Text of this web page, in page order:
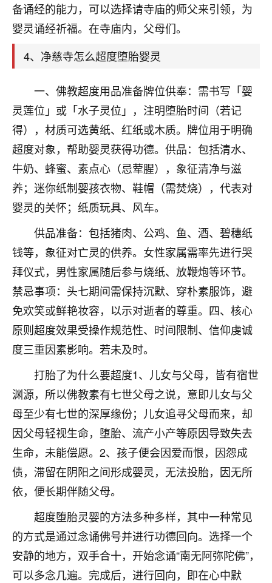
备诵经的能力，可以选择请寺庙的师父来引领，为
婴灵诵经祈福。在寺庙内，父母们。
4、净慈寺怎么超度堕胎婴灵
一、佛教超度用品准备牌位供奉：需书写「婴
灵莲位」或「水子灵位」，注明堕胎时间（若记
得），材质可选黄纸、红纸或木质。牌位用于明确
超度对象，帮助婴灵获得功德。供品：包括清水、
牛奶、蜂蜜、素点心（忌荤腥），象征清净与滋
养；迷你纸制婴孩衣物、鞋帽（需焚烧），代表对
婴灵的关怀；纸质玩具、风车。
供品准备：包括猪肉、公鸡、鱼、酒、碧穗纸
钱等，象征对亡灵的供养。女性家属需率先进行哭
拜仪式，男性家属随后参与烧纸、放鞭炮等环节。
禁忌事项：头七期间需保持沉默、穿朴素服饰，避
免欢笑或鲜艳妆容，以示对逝者的尊重。四、核心
原则超度效果受操作规范性、时间限制、信仰虔诚
度三重因素影响。若未及时。
打胎了为什么要超度1、儿女与父母，皆有宿世
渊源，所以佛教素有七世父母之说，意即儿女与父
母至少有七世的深厚缘份；儿女追寻父母而来，却
因父母轻视生命，堕胎、流产小产等原因导致失去
生命，未能偿愿。2、孩子便会因爱而恨，因怨成
债，滞留在阴阳之间形成婴灵，无法投胎，因无所
依，便长期伴随父母。
超度堕胎灵婴的方法多种多样，其中一种常见
的方式是通过念诵佛号并进行功德回向。选择一个
安静的地方，双手合十，开始念诵“南无阿弥陀佛”，
可以多念几遍。完成后，进行回向，即在心中默
我女儿高二叛逆，大半年不上学，一说她就要死要活
的，把我们两口子愁的不行，朋友给我推荐的慧来老
师，一开始我是病急乱投医，这半年来，法事一个个
做完，我女儿跟变了个人一样，不期望她能考多好的
大学，只要能安安稳稳的把书读了，身体心理都健健
鹿森：可怜天下父母心啊！
3小时前 来自河北 16
付深
我是公司人事调整，有升迁机会，但同时竞争的我们
三个，找老师的时候是抱着侥幸心理，没想到老师看
着我晋升有望，我半信半疑的按照老师建议，做了化
后，我以为都没戏了，结果开年一上班，开会提拔升
职第一个就是我，职务无所谓，主要是底薪加了
3000，非常开心，无论如何，感恩感谢！🙏🏻
鹿森 ：恭喜升职加薪！！，请客吗？�
12小时前 来自北京 32
心心相印
问题，反正就是不舒服。中医西医看遍了，找不到问
题，后来无意中看到有人推荐慧来老师，跟老师聊过
之后，心情豁然开朗，也听老师建议，处理了一些因
果问题。今年以来，身体比以前好多，主要是心情好
了，老师说境随心转，现在深有体会了。
鹿森：是的，其实跟老师聊过之后，最大的感
触，首先就是心态会变好，万般皆是命，半点
不由人！
1天前 来自四川 9
金白水清
我也想找老师看看，有没有人给个联系方式的啊？